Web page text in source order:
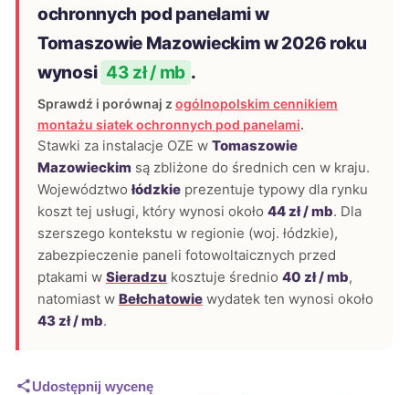
ochronnych pod panelami w
Tomaszowie Mazowieckim w 2026 roku
wynosi 43 zł / mb .
Sprawdź i porównaj z ogólnopolskim cennikiem
montażu siatek ochronnych pod panelami.
Stawki za instalacje OZE w Tomaszowie
Mazowieckim są zbliżone do średnich cen w kraju.
Województwołódzkie prezentuje typowy dla rynku
koszt tej usługi, który wynosi około 44 zł / mb. Dla
szerszego kontekstu w regionie (woj. łódzkie),
zabezpieczenie paneli fotowoltaicznych przed
ptakami w Sieradzu kosztuje średnio 40 zł / mb,
natomiast w Bełchatowie wydatek ten wynosi około
43 zł / mb.
Udostępnij wycenę